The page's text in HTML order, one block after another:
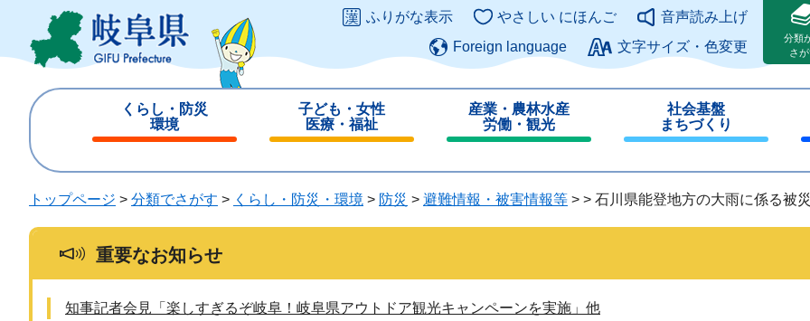
ジ
ュ
このページの本文へ
ふりがな表示 やさしい にほんご
音声読み上げ
Foreign language
文字サイズ・色変更
分類
さ
くらし・防災
環境
じ
子ども・女性
医療・福祉
じ
産業・農林水産
労働・観光
じ
る
社会基盤
まちづくり
じ
る
トップページ > 分類でさがす > くらし・防災・環境 > 防災 > 避難情報・被害情報等 > > 石川県能登地方の大雨に係る被
重要なお知らせ
知事記者会見「楽しすぎるぞ岐阜！岐阜県アウトドア観光キャンペーンを実施」他